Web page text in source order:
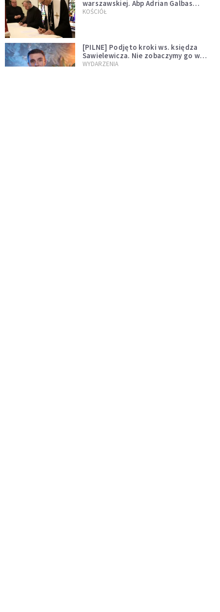
warszawskiej. Abp Adrian Galbas
wręczył dekrety nowym proboszczom
KOŚCIÓŁ
[PILNE] Podjęto kroki ws. księdza
Sawielewicza. Nie zobaczymy go w
mediach
WYDARZENIA